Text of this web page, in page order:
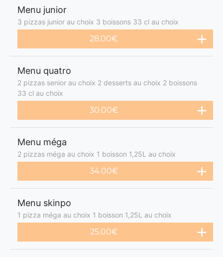
Menu junior
3 pizzas junior au choix 3 boissons 33 cl au choix
28.00€
Menu quatro
2 pizzas senior au choix 2 desserts au choix 2 boissons
33 cl au choix
30.00€
Menu méga
2 pizzas méga au choix 1 boisson 1,25L au choix
34.00€
Menu skinpo
1 pizza méga au choix 1 boisson 1,25L au choix
25.00€